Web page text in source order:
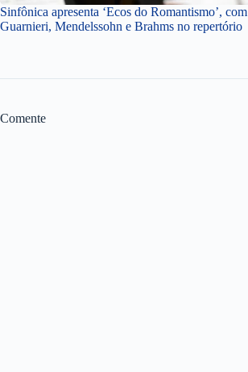
Sinfônica apresenta ‘Ecos do Romantismo’, com
Guarnieri, Mendelssohn e Brahms no repertório
Comente